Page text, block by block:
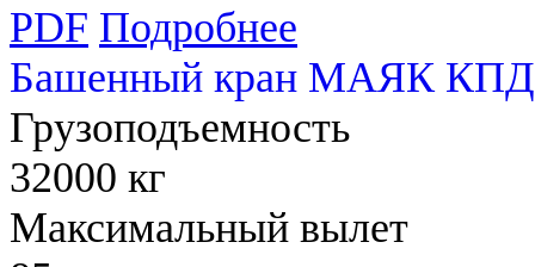
PDF Подробнее
Башенный кран МАЯК КПД
Грузоподъемность
32000 кг
Максимальный вылет